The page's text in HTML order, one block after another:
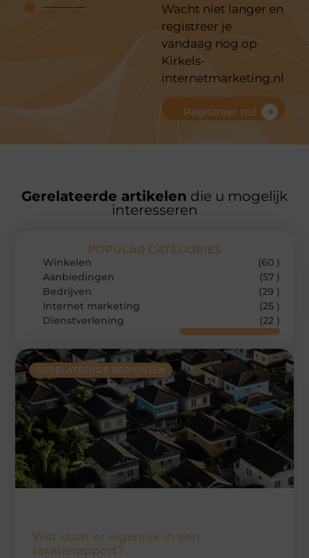
Wacht niet langer en
registreer je
vandaag nog op
Kirkels-
internetmarketing.nl
Registreer nu!
Gerelateerde artikelen die u mogelijk
interesseren
GERELATEERDE BERICHTEN
Wat staat er eigenlijk in een
taxatierapport?
POPULAR CATEGORIES
Winkelen
(60 )
Aanbiedingen
(57 )
Bedrijven
(29 )
Internet marketing
(25 )
Dienstverlening
(22 )